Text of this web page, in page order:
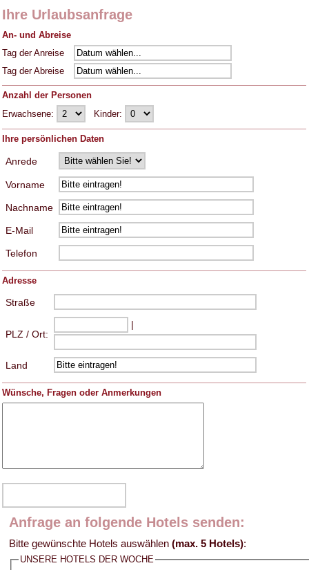
Ihre Urlaubsanfrage
An- und Abreise
Tag der Anreise
Tag der Abreise
Anzahl der Personen
Erwachsene:
Kinder:
Ihre persönlichen Daten
Anrede
Vorname
Nachname
E-Mail
Telefon
Adresse
Straße
PLZ / Ort:
|
Land
Wünsche, Fragen oder Anmerkungen
Anfrage an folgende Hotels senden:
Bitte gewünschte Hotels auswählen (max. 5 Hotels):
UNSERE HOTELS DER WOCHE